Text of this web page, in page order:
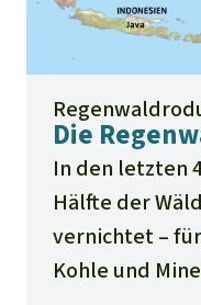
Die
In den letzten
Hälfte der
vernichtet –
Kohle und